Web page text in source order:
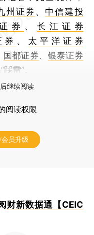
州证券 、 中信建投
券 、 长江证券
券 、 太平洋证券
国都证券、 银泰证券
雷”。
继续阅读
阅读权限
员升级
财新数据通【CEIC